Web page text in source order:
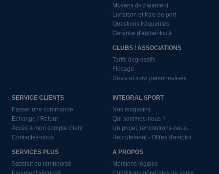
Moyens de paiement
Livraison et frais de port
Questions fréquentes
Garantie d'authenticité
CLUBS / ASSOCIATIONS
Tarifs dégressifs
Flocage
Devis et suivi personnalisés
SERVICE CLIENTS
Passer une commande
Echange / Retour
Accès à mon compte client
Contactez-nous
SERVICES PLUS
Satisfait ou remboursé
INTEGRAL SPORT
Nos magasins
Qui sommes-nous ?
Un projet, rencontrons-nous...
Recrutement - Offres d'emploi
A PROPOS
Mentions légales